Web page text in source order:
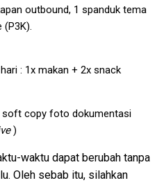
outbound, 1 spanduk tema
(P3K).
: 1x makan + 2x snack
soft copy foto dokumentasi
)
waktu dapat berubah tanpa
Oleh sebab itu, silahkan